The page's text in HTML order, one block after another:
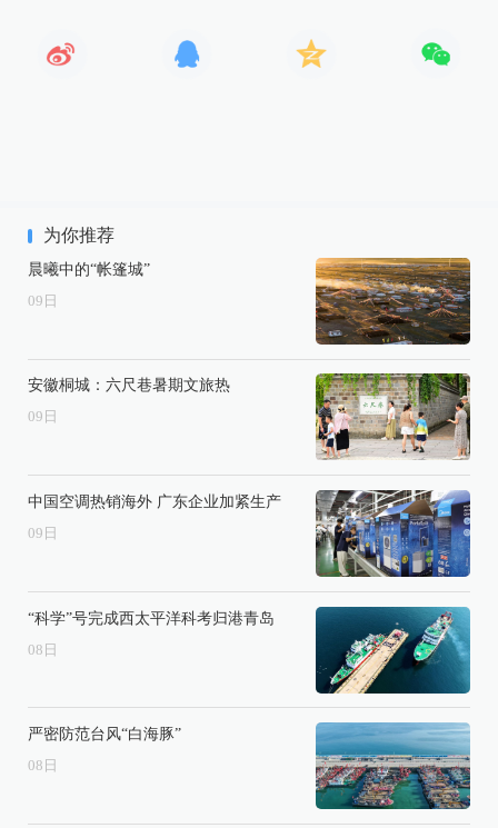
为你推荐
晨曦中的“帐篷城”
09 日
安徽桐城：六尺巷暑期文旅热
09 日
中国空调热销海外 广东企业加紧生产
09 日
“科学”号完成西太平洋科考归港青岛
08 日
严密防范台风“白海豚”
08 日